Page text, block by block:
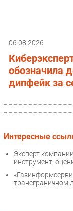
06.08.2026
обозначила
дипфейк за
Интересные
Эксперт
инструмент,
трансграничном